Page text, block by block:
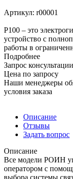
Артикул: r00001
Р100 – это
устройство с
работы в
Подробнее
Запрос консультации
Цена по запросу
Наши менеджеры
условия заказа
Описание
Отзывы
Задать вопрос
Описание
Все модели РОИН
оператором с
выбора системы